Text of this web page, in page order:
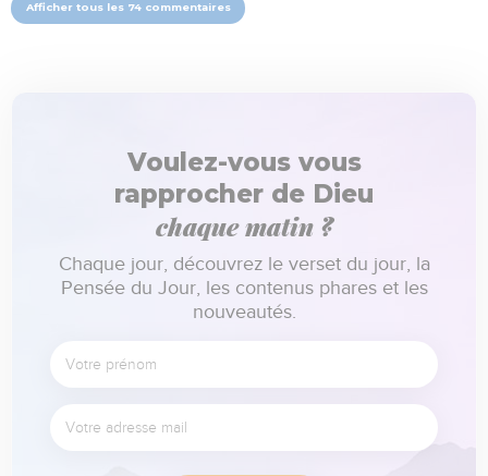
Afficher tous les 74 commentaires
Voulez-vous vous
rapprocher de Dieu
chaque matin ?
Chaque jour, découvrez le verset du jour, la
Pensée du Jour, les contenus phares et les
nouveautés.